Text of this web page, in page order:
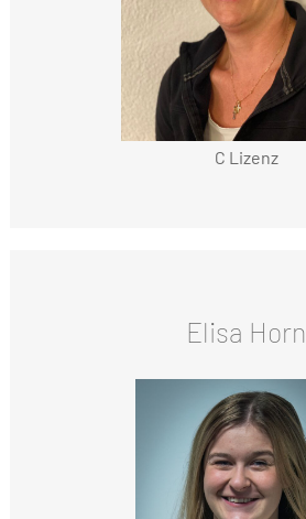
C Lizenz
Elisa Horn